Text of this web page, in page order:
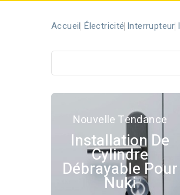
Accueil Électricité Interrupteur
Nouvelle Tendance
Installation De
Cylindre
Débrayable Pour
Nuki